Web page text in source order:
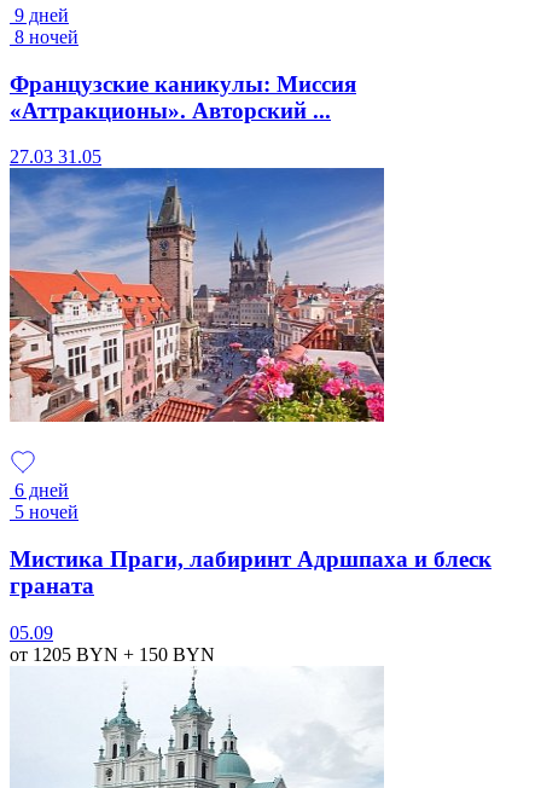
9 дней
8 ночей
Французские каникулы: Миссия
«Аттракционы». Авторский ...
27.03 31.05
6 дней
5 ночей
Мистика Праги, лабиринт Адршпаха и блеск
граната
05.09
от 1205 BYN + 150 BYN